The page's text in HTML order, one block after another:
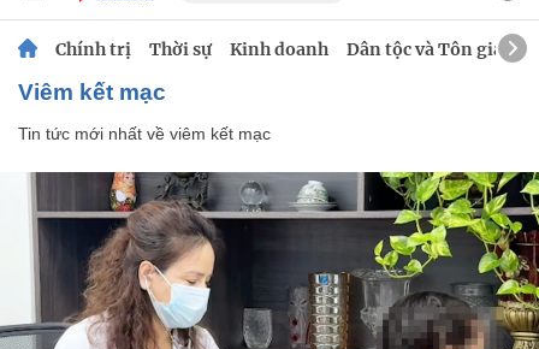
Chính trị Thời sự Kinh doanh Dân tộc và Tôn giáo
viêm kết mạc
Tin tức mới nhất về viêm kết mạc